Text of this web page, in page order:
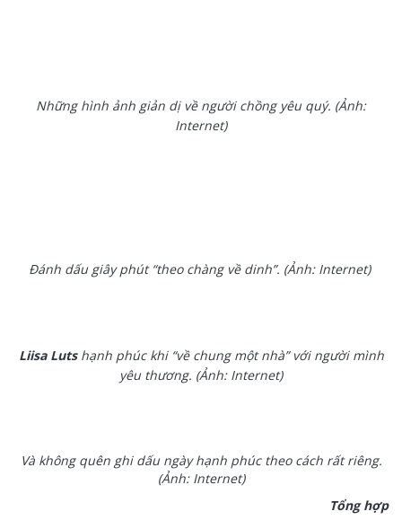
Những hình ảnh giản dị về người chồng yêu quý. (Ảnh:
Internet)
Đánh dấu giây phút “theo chàng về dinh”. (Ảnh: Internet)
Liisa Lutshạnh phúc khi “về chung một nhà” với người mình
yêu thương. (Ảnh: Internet)
Và không quên ghi dấu ngày hạnh phúc theo cách rất riêng.
(Ảnh: Internet)
Tổng hợp